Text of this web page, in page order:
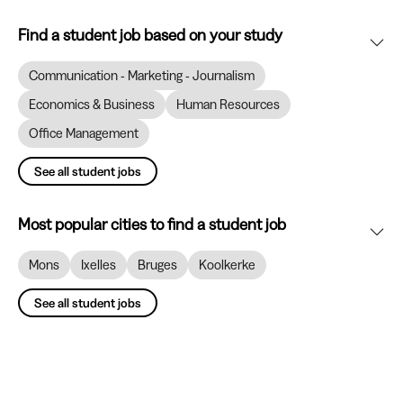
Find a student job based on your study
Communication - Marketing - Journalism
Economics & Business
Human Resources
Office Management
See all student jobs
Most popular cities to find a student job
Mons Ixelles Bruges Koolkerke
See all student jobs